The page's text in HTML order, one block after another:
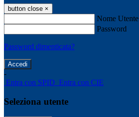
button close ×
Nome Utente
Password
Password dimenticata?
-
Entra con SPID Entra con CIE
Seleziona utente